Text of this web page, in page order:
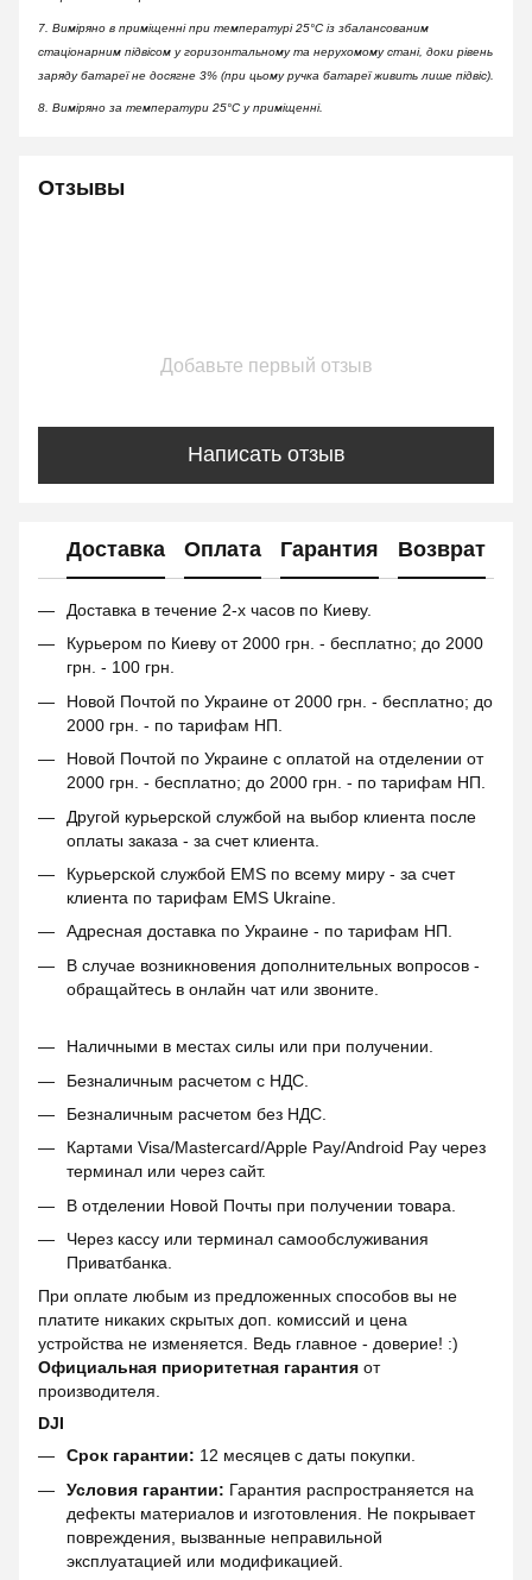
7. Виміряно в приміщенні при температурі 25°C із збалансованим
стаціонарним підвісом у горизонтальному та нерухомому стані, доки рівень
заряду батареї не досягне 3% (при цьому ручка батареї живить лише підвіс).
8. Виміряно за температури 25°C у приміщенні.
Отзывы
Добавьте первый отзыв
Написать отзыв
Доставка Оплата Гарантия Возврат
Доставка в течение 2-х часов по Киеву.
Курьером по Киеву от 2000 грн. - бесплатно; до 2000
грн. - 100 грн.
Новой Почтой по Украине от 2000 грн. - бесплатно; до
2000 грн. - по тарифам НП.
Новой Почтой по Украине с оплатой на отделении от
2000 грн. - бесплатно; до 2000 грн. - по тарифам НП.
Другой курьерской службой на выбор клиента после
оплаты заказа - за счет клиента.
Курьерской службой EMS по всему миру - за счет
клиента по тарифам EMS Ukraine.
Адресная доставка по Украине - по тарифам НП.
В случае возникновения дополнительных вопросов -
обращайтесь в онлайн чат или звоните.
Наличными в местах силы или при получении.
Безналичным расчетом с НДС.
Безналичным расчетом без НДС.
Картами Visa/Mastercard/Apple Pay/Android Pay через
терминал или через сайт.
В отделении Новой Почты при получении товара.
Через кассу или терминал самообслуживания
Приватбанка.
При оплате любым из предложенных способов вы не
платите никаких скрытых доп. комиссий и цена
устройства не изменяется. Ведь главное - доверие! :)
Официальная приоритетная гарантия от
производителя.
DJI
Срок гарантии: 12 месяцев с даты покупки.
Условия гарантии: Гарантия распространяется на
дефекты материалов и изготовления. Не покрывает
повреждения, вызванные неправильной
эксплуатацией или модификацией.